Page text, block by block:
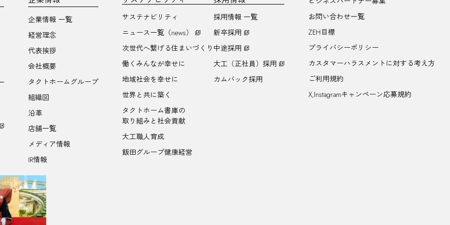
企業情報 一覧
経営理念
代表挨拶
会社概要
タクトホームグループ
組織図
沿革
店舗一覧
メディア情報
IR情報
サステナビリティ
ニュース一覧（news）
次世代へ繋げる住まいづくり
働くみんなが幸せに
地域社会を幸せに
世界と共に築く
タクトホーム書庫の
取り組みと社会貢献
大工職人育成
飯田グループ健康経営
採用情報 一覧
新卒採用
中途採用
大工（正社員）採用
カムバック採用
お問い合わせ一覧
ZEH目標
プライバシーポリシー
カスタマーハラスメントに対する考え方
ご利用規約
X,Instagramキャンペーン応募規約